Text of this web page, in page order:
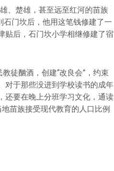
、楚雄，甚至远至红河的苗族
门坎后，他用这笔钱修建了一
贴后，石门坎小学相继修建了宿
徒酗酒，创建“改良会”，约束
对于那些没进到学校读书的成年
还要在晚上分班学习文化，通读
苗族接受现代教育的人口比例